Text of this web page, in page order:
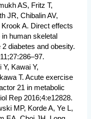
AS, Fritz T,
JR, Chibalin AV,
A. Direct effects
human skeletal
diabetes and obesity.
Y, Kawai Y,
T. Acute exercise
21 in metabolic
Rep 2016;4:e12828.
MP, Korde A, Ye L,